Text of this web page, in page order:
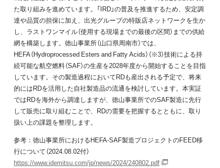
た取り組みを進めています。「IRD」の普及を推進するため、安定調
達や品質の担保に加え、出光グループの特販店ネットワークを生か
し、ラストワンマイル（使用する現場までの最後の区間）までの供給
網を構築します。徳山事業所（山口県周南市）では、
HEFA（Hydroprocessed Esters and Fatty Acids）（※3）技術による持
続可能な航空燃料（SAF）の生産を2028年度から開始することを目指
しています。その製造過程においてRDも産出される予定で、将来
的にはRDを活用した自社製造品の流通を検討しています。本実証
ではRDを海外から調達しますが、徳山事業所でのSAF製造に先行
して販売に取り組むことで、RDの需要を把握するとともに、取り
扱い上の課題を整理します。
参考：徳山事業所におけるHEFA-SAF製造プロジェクトのFEED移
行について（2024.08.02付）
https://www.idemitsu.com/jp/news/2024/240802.pdf